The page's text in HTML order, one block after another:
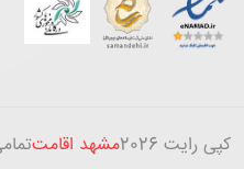
کپی رایت 2026مشهد اقامت